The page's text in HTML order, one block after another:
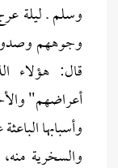
وسلم ـ ليلة
وجوههم
قال: هؤلاء
أعراضهم"
وأسبابها
والسخرية